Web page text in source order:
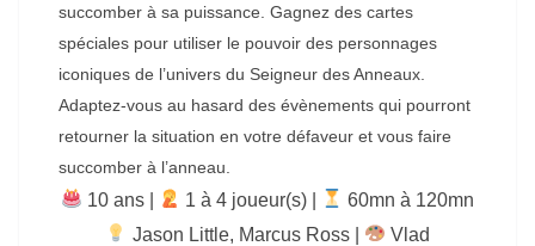
succomber à sa puissance. Gagnez des cartes
spéciales pour utiliser le pouvoir des personnages
iconiques de l’univers du Seigneur des Anneaux.
Adaptez-vous au hasard des évènements qui pourront
retourner la situation en votre défaveur et vous faire
succomber à l’anneau.
10 ans | ‍ 1 à 4 joueur(s) |
60mn à 120mn
Jason Little, Marcus Ross|
Vlad